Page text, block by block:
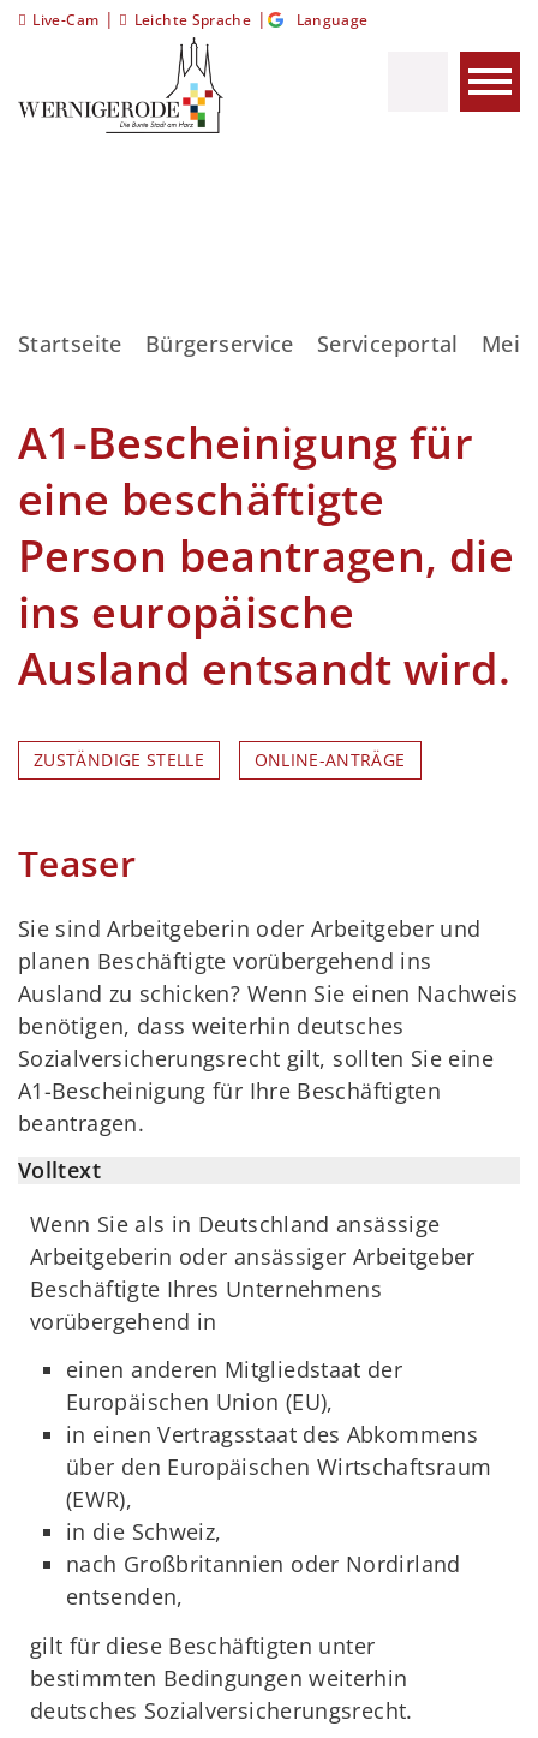
Live-Cam | Leichte Sprache | Language
Startseite Bürgerservice Serviceportal
A1-Bescheinigung für
eine beschäftigte
Person beantragen, die
ins europäische
Ausland entsandt wird.
ZUSTÄNDIGE STELLE ONLINE-ANTRÄGE
Teaser
Sie sind Arbeitgeberin oder Arbeitgeber und
planen Beschäftigte vorübergehend ins
Ausland zu schicken? Wenn Sie einen Nachweis
benötigen, dass weiterhin deutsches
Sozialversicherungsrecht gilt, sollten Sie eine
A1-Bescheinigung für Ihre Beschäftigten
beantragen.
Volltext
Wenn Sie als in Deutschland ansässige
Arbeitgeberin oder ansässiger Arbeitgeber
Beschäftigte Ihres Unternehmens
vorübergehend in
einen anderen Mitgliedstaat der
Europäischen Union (EU),
in einen Vertragsstaat des Abkommens
über den Europäischen Wirtschaftsraum
(EWR),
in die Schweiz,
nach Großbritannien oder Nordirland
entsenden,
gilt für diese Beschäftigten unter
bestimmten Bedingungen weiterhin
deutsches Sozialversicherungsrecht.